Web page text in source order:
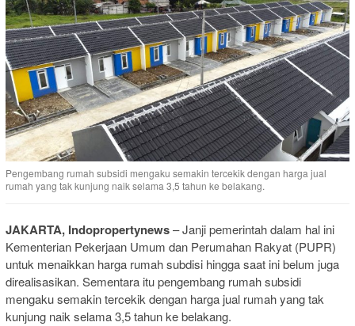
Pengembang rumah subsidi mengaku semakin tercekik dengan harga jual
rumah yang tak kunjung naik selama 3,5 tahun ke belakang.
JAKARTA, Indopropertynews– Janji pemerintah dalam hal ini
Kementerian Pekerjaan Umum dan Perumahan Rakyat (PUPR)
untuk menaikkan harga rumah subdisi hingga saat ini belum juga
direalisasikan. Sementara itu pengembang rumah subsidi
mengaku semakin tercekik dengan harga jual rumah yang tak
kunjung naik selama 3,5 tahun ke belakang.